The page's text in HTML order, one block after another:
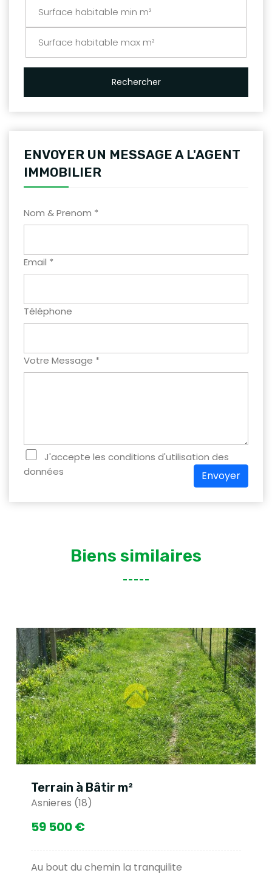
Rechercher
ENVOYER UN MESSAGE A L'AGENT
IMMOBILIER
Nom & Prenom *
Email *
Téléphone
Votre Message *
J'accepte les conditions d'utilisation des
données
Envoyer
Biens similaires
Terrain à Bâtir m²
Asnieres (18)
59 500 €
Au bout du chemin la tranquilite